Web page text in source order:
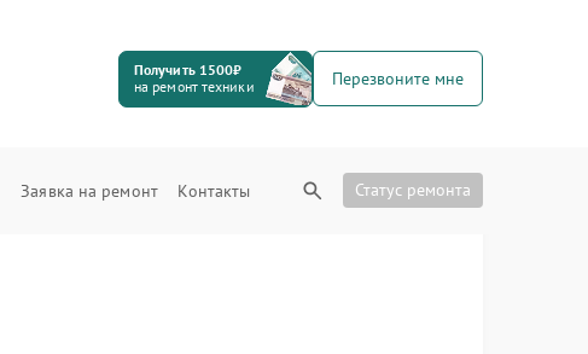
Получить 1500₽
на ремонт техники
Перезвоните мне
Заявка на ремонт Контакты Статус ремонта